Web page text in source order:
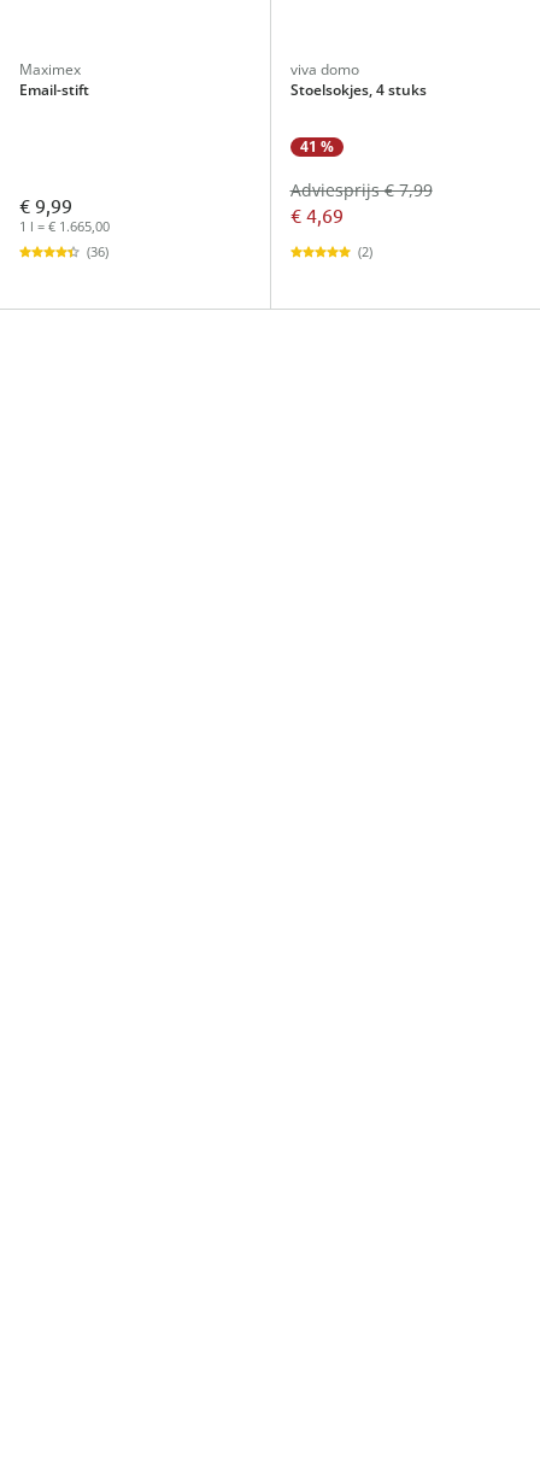
Maximex
Email-stift
€ 9,99
1 l = € 1.665,00
(36)
viva domo
Stoelsokjes, 4 stuks
41 %
€ 4,69
Adviesprijs € 7,99
(2)